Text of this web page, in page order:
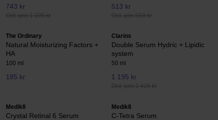
743 kr
Ord. pris 1 095 kr
513 kr
Ord. pris 569 kr
The Ordinary
Natural Moisturizing Factors +
HA
100 ml
185 kr
Clarins
Double Serum Hydric + Lipidic
system
50 ml
1 195 kr
Ord. pris 1 425 kr
Medik8
Crystal Retinal 6 Serum
Medik8
C-Tetra Serum